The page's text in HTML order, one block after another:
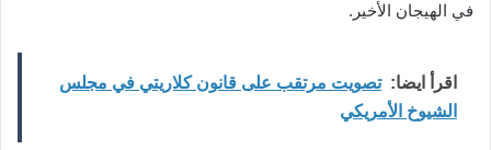
في الهيجان الأخير.
اقرأ ايضا: تصويت مرتقب على قانون كلاريتي في مجلس
الشيوخ الأمريكي